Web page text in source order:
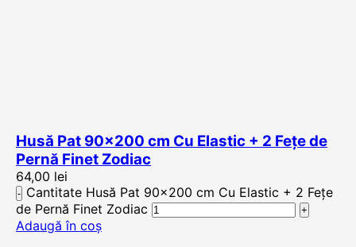
Husă Pat 90×200 cm Cu Elastic + 2 Fețe de
Pernă Finet Zodiac
64,00 lei
Cantitate Husă Pat 90x200 cm Cu Elastic + 2 Fețe
de Pernă Finet Zodiac
Adaugă în coș